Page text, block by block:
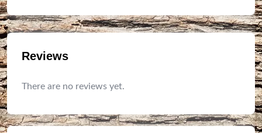
Reviews
There are no reviews yet.